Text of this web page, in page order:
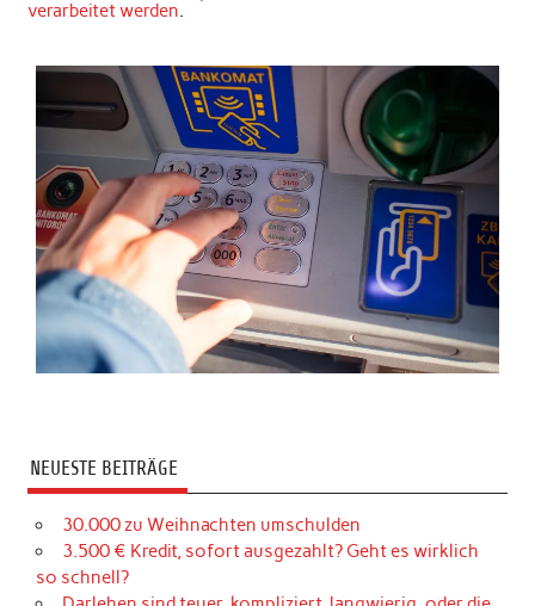
verarbeitet werden.
NEUESTE BEITRÄGE
30.000 zu Weihnachten umschulden
3.500 € Kredit, sofort ausgezahlt? Geht es wirklich
so schnell?